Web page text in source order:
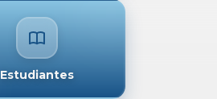
Estudiantes